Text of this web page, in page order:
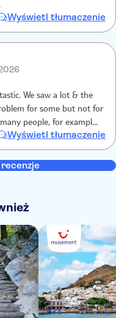
Wyświetl tłumaczenie
& the
for some but not for
the main religious
of the
not hear the poor girl
Wyświetl tłumaczenie